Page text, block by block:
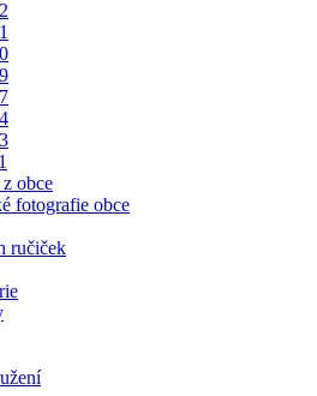
obce
fotografie obce
ručiček